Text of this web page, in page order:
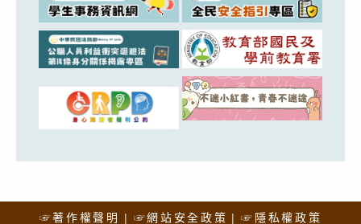
☞著作權聲明 ☞網站安全政策 ☞隱私權政策